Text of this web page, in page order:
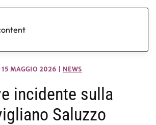
15 MAGGIO 2026 NEWS
incidente sulla
Saluzzo